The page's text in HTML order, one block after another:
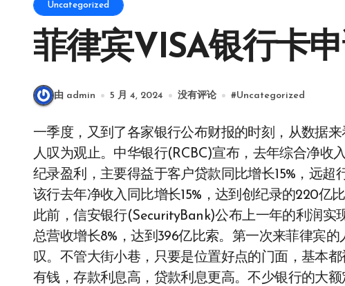
Uncategorized
菲律宾VISA银行卡
由 admin 5 月 4, 2024 没有评论 #Uncategorized
一季度，又到了各家银行公布财报的时刻，从数据来看，菲律宾的银行堪比印钞机，赚钱速度让
人叹为观止。中华银行(RCBC)宣布，去年综合净收
纪录盈利，主要得益于客户贷款同比增长15%，远
该行去年净收入同比增长15%，达到创纪录的220亿
此前，信安银行(SecurityBank)公布上一年的利润实
总营收增长8%，达到396亿比索。第一次来菲律宾
叹。不管大街小巷，只要是位置好点的门面，基本
有钱，存款利息高，贷款利息更高。不少银行的大